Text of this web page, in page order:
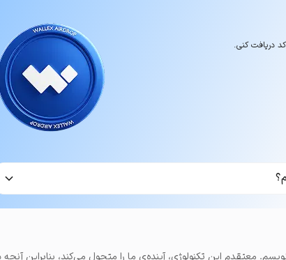
کد دریافت کنی.